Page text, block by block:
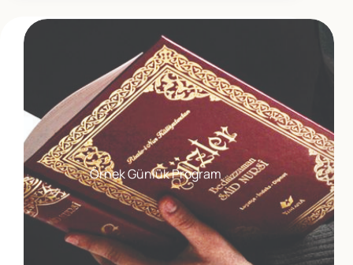
Örnek Günlük Program